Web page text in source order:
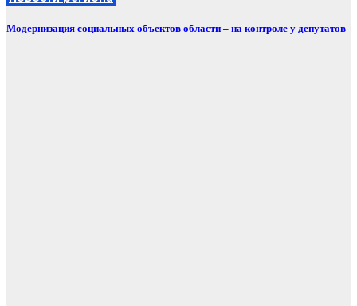
Модернизация социальных объектов области – на контроле у депутатов